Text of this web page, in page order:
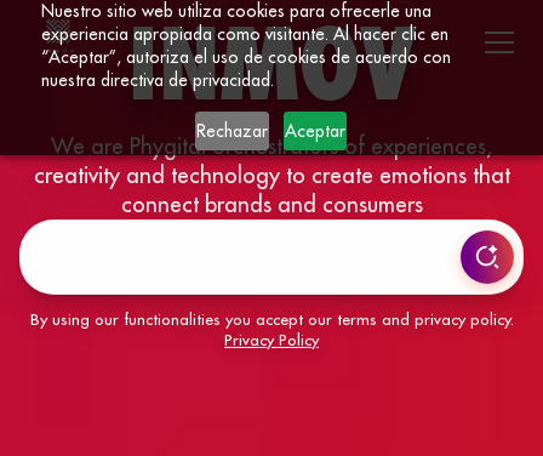
Nuestro sitio web utiliza cookies para ofrecerle una
experiencia apropiada como visitante. Al hacer clic en
“Aceptar”, autoriza el uso de cookies de acuerdo con
nuestra directiva de privacidad.
Rechazar Aceptar
INMOV
We are Phygital orchestrators of experiences,
creativity and technology to create emotions that
connect brands and consumers
By using our functionalities you accept our terms and privacy policy.
Privacy Policy